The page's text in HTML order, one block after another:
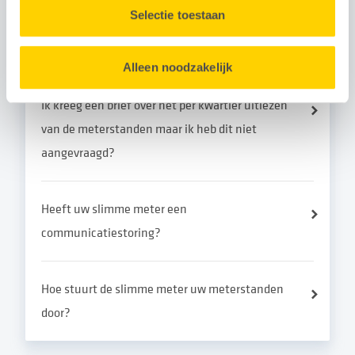
Selectie toestaan
Alleen noodzakelijk
Gerelateerde vragen
Ik kreeg een brief over het per kwartier uitlezen
van de meterstanden maar ik heb dit niet
aangevraagd?
Heeft uw slimme meter een
communicatiestoring?
Hoe stuurt de slimme meter uw meterstanden
door?